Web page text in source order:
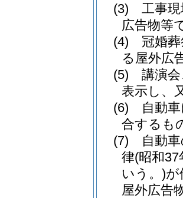
(3)
工事
広告物等
(4)
冠婚
る屋外広
(5)
講演
表示し、
(6)
自動
合するも
(7)
自動
律(昭和37
いう。)が
屋外広告